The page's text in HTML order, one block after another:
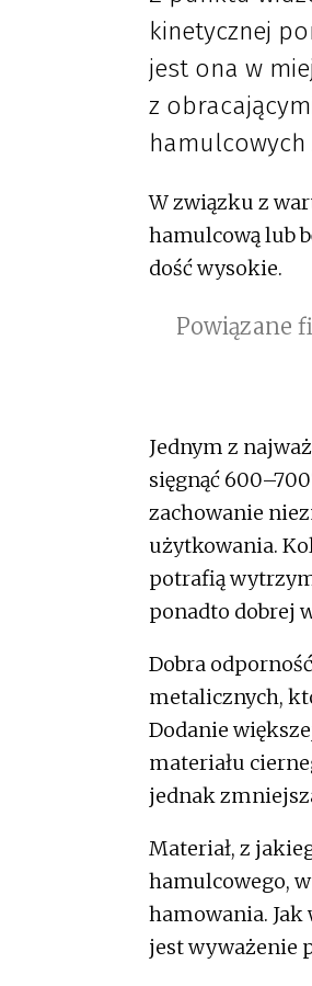
kinetycznej
jest ona w
z
W związku z
hamulcową lub
dość wysokie.
Powiązane
Jednym z
sięgnąć
zachowanie
użytkowania.
potrafią
ponadto dobrej
Dobra
metalicznych,
Dodanie
materiału
jednak
Materiał, z
hamulcowego,
hamowania. Jak
jest wyważenie